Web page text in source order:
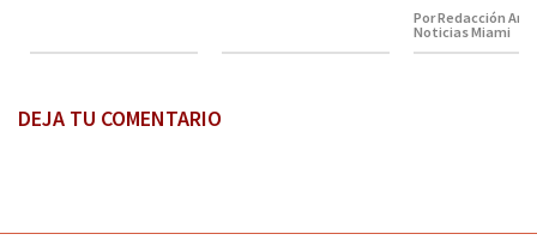
Por Redacción
Noticias Miami
DEJA TU COMENTARIO